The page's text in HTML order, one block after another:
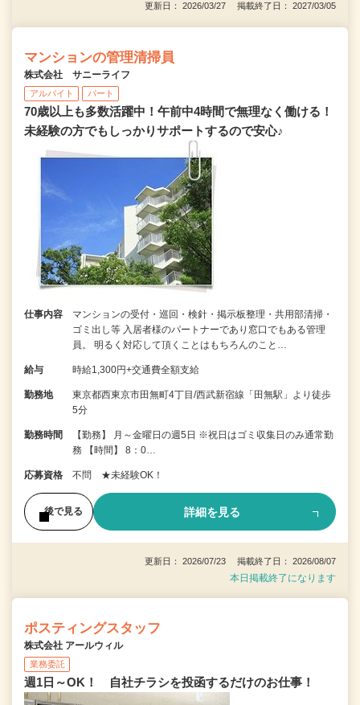
更新日： 2026/03/27 掲載終了日： 2027/03/05
マンションの管理清掃員
株式会社 サニーライフ
アルバイト パート
70歳以上も多数活躍中！午前中4時間で無理なく働ける！
未経験の方でもしっかりサポートするので安心♪
仕事内容
マンションの受付・巡回・検針・掲示板整理・共用部清掃・
ゴミ出し等 入居者様のパートナーであり窓口でもある管理
員。 明るく対応して頂くことはもちろんのこと…
給与 時給1,300円+交通費全額支給
勤務地
東京都西東京市田無町4丁目/西武新宿線「田無駅」より徒歩
5分
勤務時間
【勤務】 月～金曜日の週5日 ※祝日はゴミ収集日のみ通常勤
務 【時間】 8：0…
応募資格 不問 ★未経験OK！
後で見る 詳細を見る
更新日： 2026/07/23 掲載終了日： 2026/08/07
本日掲載終了になります
ポスティングスタッフ
株式会社 アールウィル
業務委託
週1日～OK！ 自社チラシを投函するだけのお仕事！